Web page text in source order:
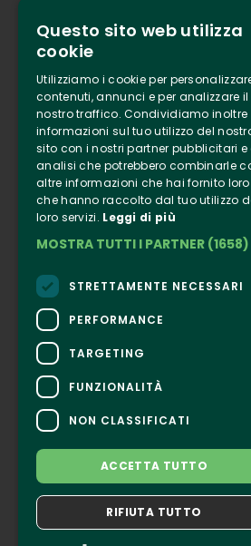
Chi siamo
Tenuta
Contatti
Clappit
Informazione
Seguici
Facebook
Connect
CONTATTI
Per informazioni e supporto
Per informazioni sul programma e
organizzatore.
Dichiarazione di accessibilità
Questo sito web utilizza
cookie
Utilizziamo i cookie per
contenuti, annunci e per analizzare il
nostro traffico. Condividiamo inoltre
informazioni sul tuo utilizzo del
sito con i nostri partner pubblicitari e
analisi che potrebbero combinarle
altre informazioni che hai fornito
che hanno raccolto dal tuo utilizzo
loro servizi. Leggi di più
MOSTRA TUTTI I PARTNER
STRETTAMENTE NECESSARI
PERFORMANCE
TARGETING
FUNZIONALITÀ
NON CLASSIFICATI
ACCETTA TUTTO
RIFIUTA TUTTO